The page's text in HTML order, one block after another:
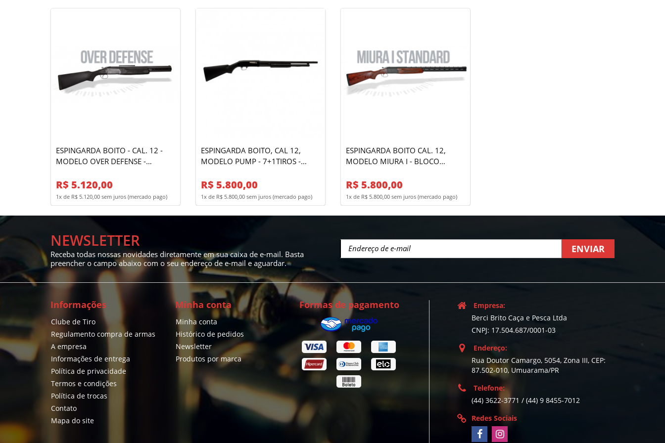
ESPINGARDA BOITO - CAL. 12 -
MODELO OVER DEFENSE -
R$ 5.120,00
1x de R$ 5.120,00 sem juros (mercado pago)
ESPINGARDA BOITO, CAL 12,
MODELO PUMP - 7+1TIROS -
R$ 5.800,00
1x de R$ 5.800,00 sem juros (mercado pago)
ESPINGARDA BOITO CAL. 12,
MODELO MIURA I - BLOCO
R$ 5.800,00
1x de R$ 5.800,00 sem juros (mercado pago)
NEWSLETTER
Receba todas nossas novidades diretamente em sua caixa de e-mail. Basta
preencher o campo abaixo com o seu endereço de e-mail e aguardar.
ENVIAR
Informações
Clube de Tiro
Regulamento compra de armas
A empresa
Informações de entrega
Política de privacidade
Termos e condições
Política de trocas
Contato
Mapa do site
Minha conta
Minha conta
Histórico de pedidos
Newsletter
Produtos por marca
Formas de pagamento
Empresa:
Berci Brito Caça e Pesca Ltda
CNPJ: 17.504.687/0001-03
Endereço:
Rua Doutor Camargo, 5054, Zona III, CEP:
87.502-010, Umuarama/PR
Telefone:
(44) 3622-3771 / (44) 9 8455-7012
Redes Sociais